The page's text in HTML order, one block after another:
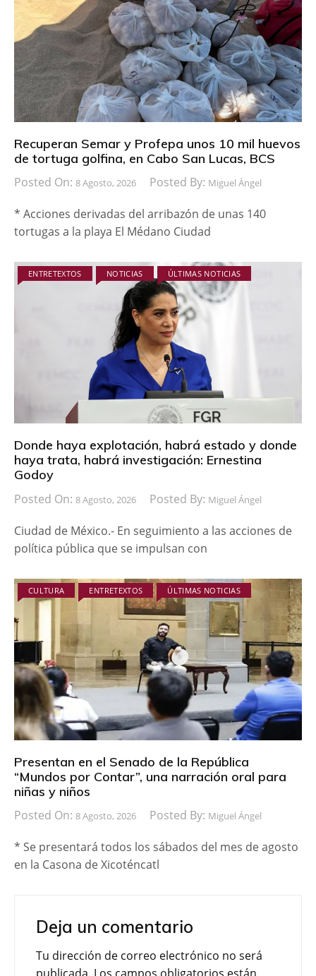
Recuperan Semar y Profepa unos 10 mil huevos
de tortuga golfina, en Cabo San Lucas, BCS
Posted On: 8 Agosto, 2026 Posted By: Miguel Ángel
* Acciones derivadas del arribazón de unas 140
tortugas a la playa El Médano Ciudad
ENTRETEXTOS NOTICIAS ÚLTIMAS NOTICIAS
Donde haya explotación, habrá estado y donde
haya trata, habrá investigación: Ernestina
Godoy
Posted On: 8 Agosto, 2026 Posted By: Miguel Ángel
Ciudad de México.- En seguimiento a las acciones de
política pública que se impulsan con
CULTURA ENTRETEXTOS ÚLTIMAS NOTICIAS
Presentan en el Senado de la República
“Mundos por Contar”, una narración oral para
niñas y niños
Posted On: 8 Agosto, 2026 Posted By: Miguel Ángel
* Se presentará todos los sábados del mes de agosto
en la Casona de Xicoténcatl
Deja un comentario
Tu dirección de correo electrónico no será